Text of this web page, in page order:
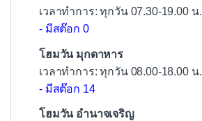
เวลาทำการ: ทุกวัน 07.30-19.00 น.
- มีสต๊อก 0
โฮมวัน มุกดาหาร
เวลาทำการ: ทุกวัน 08.00-18.00 น.
- มีสต๊อก 14
โฮมวัน อำนาจเจริญ